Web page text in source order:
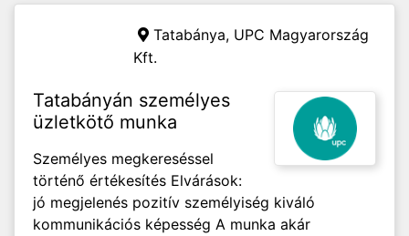
Tatabánya, UPC Magyarország
Kft.
Tatabányán személyes
üzletkötő munka
Személyes megkereséssel
történő értékesítés Elvárások:
jó megjelenés pozitív személyiség kiváló
kommunikációs képesség A munka akár